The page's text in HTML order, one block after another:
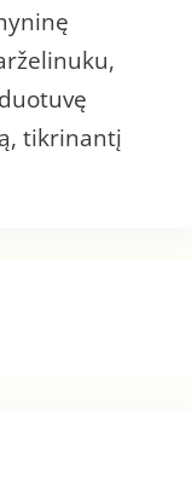
tikrinantį